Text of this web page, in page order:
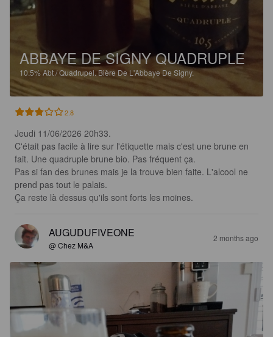
ABBAYE DE SIGNY QUADRUPLE
10.5%Abt / Quadrupel.Bière De L'Abbaye De Signy.
2.8
Jeudi 11/06/2026 20h33.
C'était pas facile à lire sur l'étiquette mais c'est une brune en
fait. Une quadruple brune bio. Pas fréquent ça.
Pas si fan des brunes mais je la trouve bien faite. L'alcool ne
prend pas tout le palais.
Ça reste là dessus qu'ils sont forts les moines.
AUGUDUFIVEONE
@ Chez M&A
2 months ago